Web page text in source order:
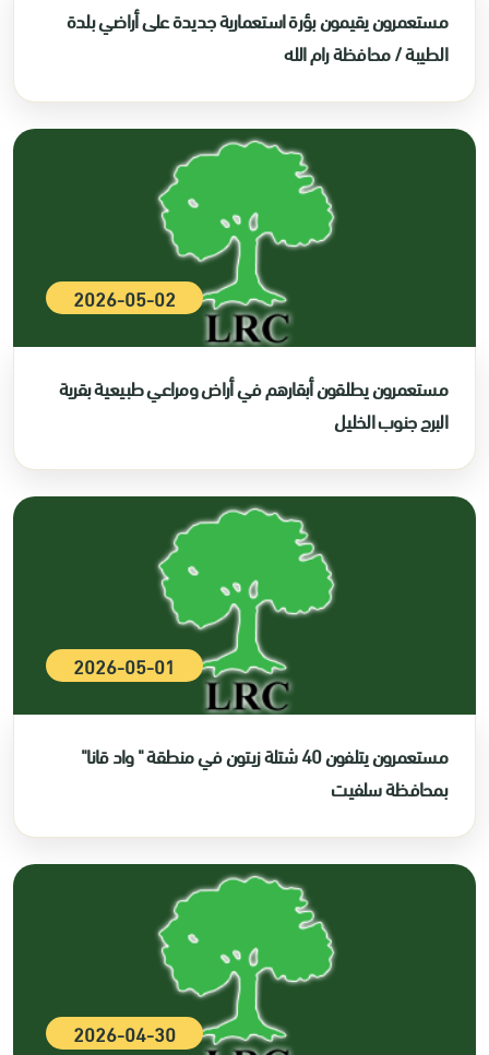
مستعمرون يقيمون بؤرة استعمارية جديدة على أراضي بلدة
الطيبة / محافظة رام الله
2026-05-02
مستعمرون يطلقون أبقارهم في أراض ومراعي طبيعية بقرية
البرج جنوب الخليل
2026-05-01
مستعمرون يتلفون 40 شتلة زيتون في منطقة " واد قانا"
بمحافظة سلفيت
2026-04-30